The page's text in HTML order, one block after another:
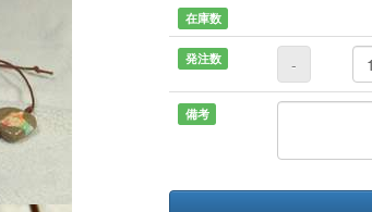
在庫数
発注数 -
備考